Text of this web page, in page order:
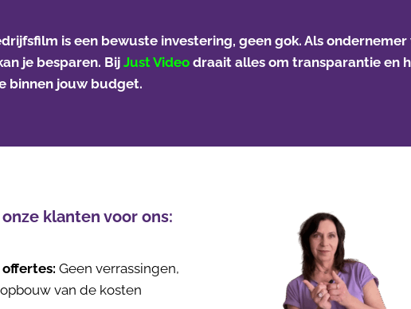
is een bewuste investering, geen gok. Als
je besparen. Bij Just Video draait alles om transparantie en
binnen jouw budget.
klanten voor ons:
Geen verrassingen,
van de kosten